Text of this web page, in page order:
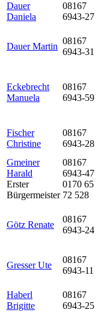
Dauer
Daniela
08167
6943-27
Dauer Martin
08167
6943-31
Eckebrecht
Manuela
08167
6943-59
Fischer
Christine
08167
6943-28
Gmeiner
Harald
Erster
Bürgermeister
08167
6943-47
0170 65
72 528
Götz Renate
08167
6943-24
Gresser Ute
08167
6943-11
Haberl
Brigitte
08167
6943-25